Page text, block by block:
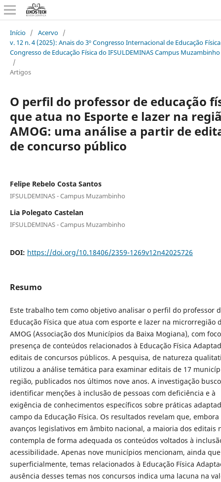
Início / Acervo /
v. 12 n. 4 (2025): Anais do 3º Congresso Internacional de Educação
Congresso de Educação Física do IFSULDEMINAS Campus Muzambinho
/
Artigos
O perfil do professor de educação
que atua no Esporte e lazer na
AMOG: uma análise a partir de
de concurso público
Felipe Rebelo Costa Santos
IFSULDEMINAS - Campus Muzambinho
Lia Polegato Castelan
IFSULDEMINAS - Campus Muzambinho
DOI: https://doi.org/10.18406/2359-1269v12n42025726
Resumo
Este trabalho tem como objetivo analisar o perfil do professor
Educação Física que atua com esporte e lazer na microrregião
AMOG (Associação dos Municípios da Baixa Mogiana), com
presença de conteúdos relacionados à Educação Física
editais de concursos públicos. A pesquisa, de natureza
utilizou a análise temática para examinar editais de 17
região, publicados nos últimos nove anos. A investigação
identificar menções à inclusão de pessoas com deficiência e à
exigência de conhecimentos específicos sobre práticas
campo da Educação Física. Os resultados revelam que,
avanços legislativos em âmbito nacional, a maioria dos editais
contempla de forma adequada os conteúdos voltados à
acessibilidade. Apenas nove municípios mencionam, ainda que
superficialmente, temas relacionados à Educação Física
ausência desses temas nos concursos indica uma lacuna na